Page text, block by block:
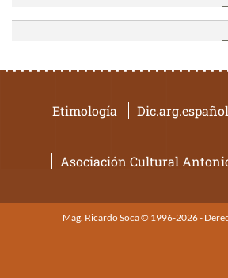
Etimología Dic.arg.español
Asociación Cultural
Mag. Ricardo Soca © 1996-2026 -